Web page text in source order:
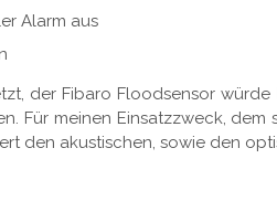
Alarm aus
der Fibaro Floodsensor
Für meinen Einsatzzweck,
den akustischen, sowie den